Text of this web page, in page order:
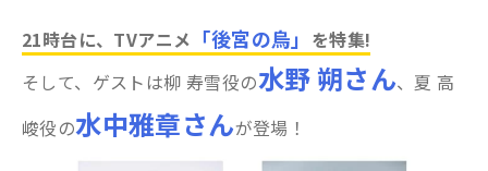
21時台に、TVアニメ 「後宮の烏」 を特集!
そして、ゲストは柳 寿雪役の水野 朔さん、夏 高
峻役の水中雅章さんが登場！